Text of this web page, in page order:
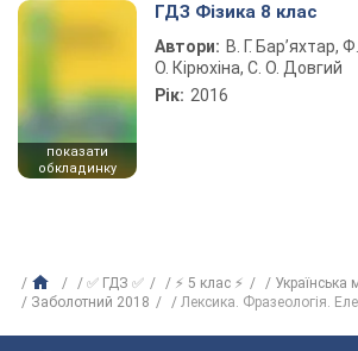
показати
обкладинку
ГДЗ Фізика 8 клас
Автори: В. Г. Бар’яхтар,
О. Кірюхіна, С. О. Довгий
Рік: 2016
✅ ГДЗ ✅ ⚡ 5 клас ⚡
Заболотний 2018
Лексика. Фразеологія.